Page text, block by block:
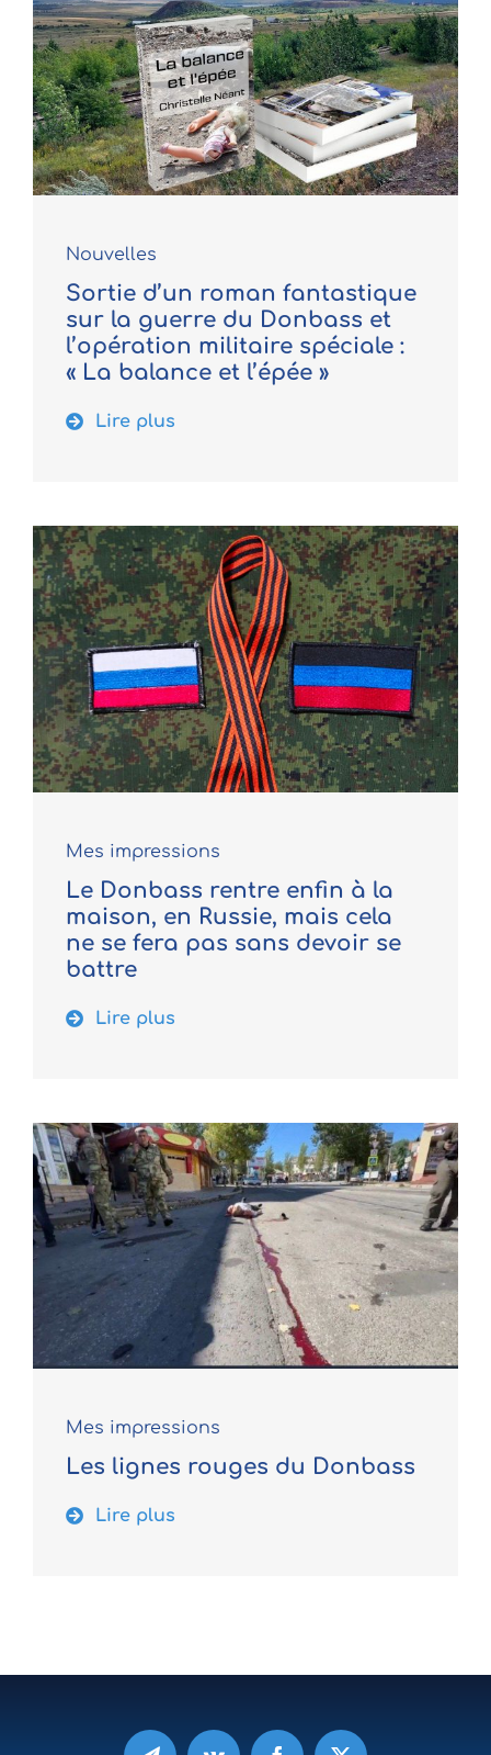
Nouvelles
Sortie d’un roman fantastique
sur la guerre du Donbass et
l’opération militaire spéciale :
« La balance et l’épée »
Lire plus
Mes impressions
Le Donbass rentre enfin à la
maison, en Russie, mais cela
ne se fera pas sans devoir se
battre
Lire plus
Mes impressions
Les lignes rouges du Donbass
Lire plus